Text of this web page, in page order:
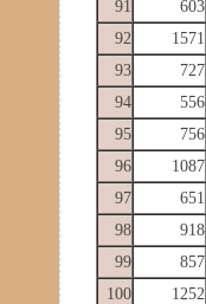
91
603
92
1571
93
727
94
556
95
756
96
1087
97
651
98
918
99
857
100
1252